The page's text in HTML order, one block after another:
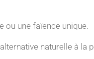
ou une faïence unique.
naturelle à la